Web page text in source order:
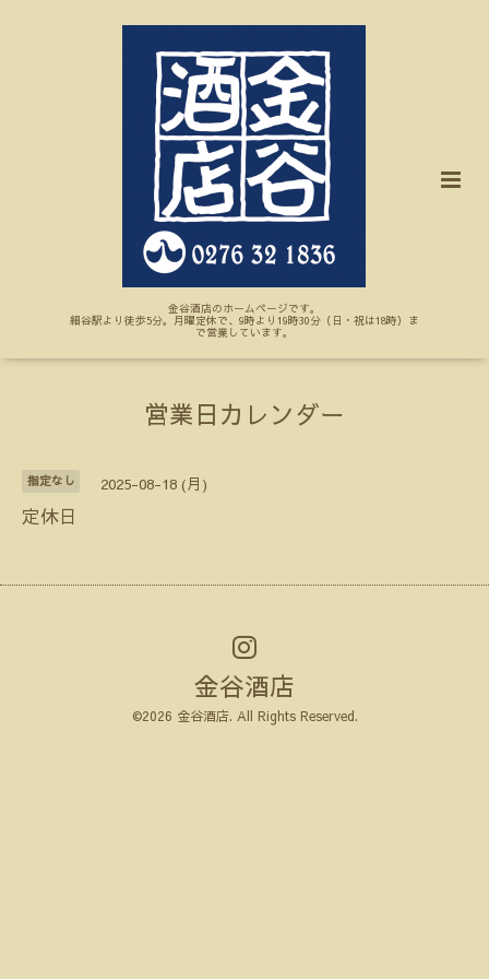
金谷酒店のホームページです。
細谷駅より徒歩5分。月曜定休で、9時より19時30分（日・祝は18時）ま
で営業しています。
営業日カレンダー
指定なし 2025-08-18 (月)
定休日
金谷酒店
©2026 金谷酒店. All Rights Reserved.